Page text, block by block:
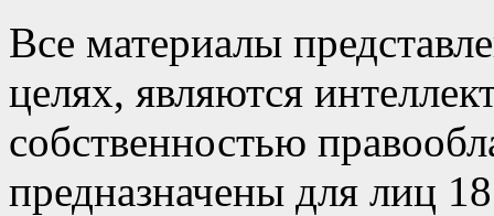
Все материалы
целях, являются
собственностью
предназначены для лиц